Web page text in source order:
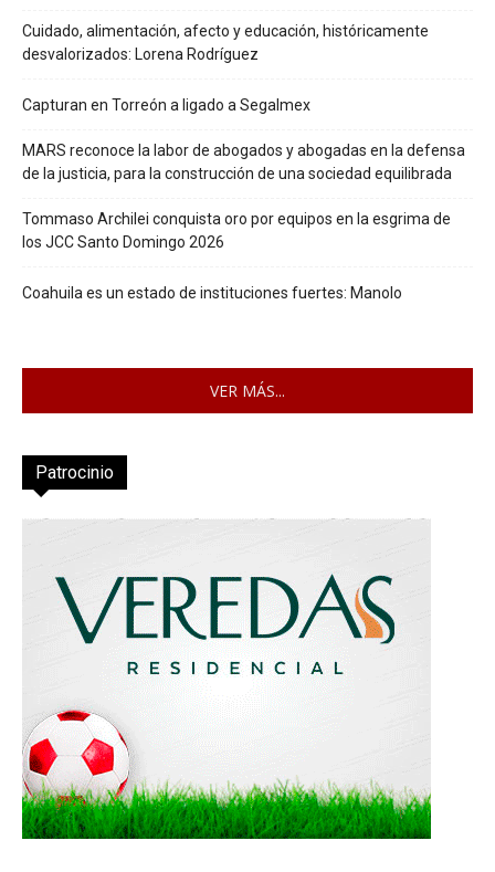
Cuidado, alimentación, afecto y educación, históricamente
desvalorizados: Lorena Rodríguez
Capturan en Torreón a ligado a Segalmex
MARS reconoce la labor de abogados y abogadas en la defensa
de la justicia, para la construcción de una sociedad equilibrada
Tommaso Archilei conquista oro por equipos en la esgrima de
los JCC Santo Domingo 2026
Coahuila es un estado de instituciones fuertes: Manolo
VER MÁS...
Patrocinio